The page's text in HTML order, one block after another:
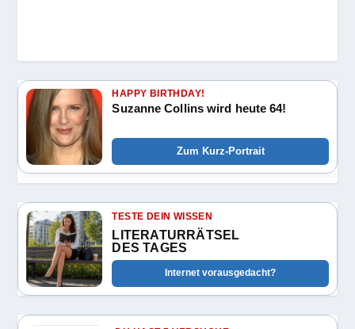
HAPPY BIRTHDAY!
Suzanne Collins wird heute 64!
Zum Kurz-Portrait
TESTE DEIN WISSEN
LITERATURRÄTSEL
DES TAGES
Internet vorausgedacht?